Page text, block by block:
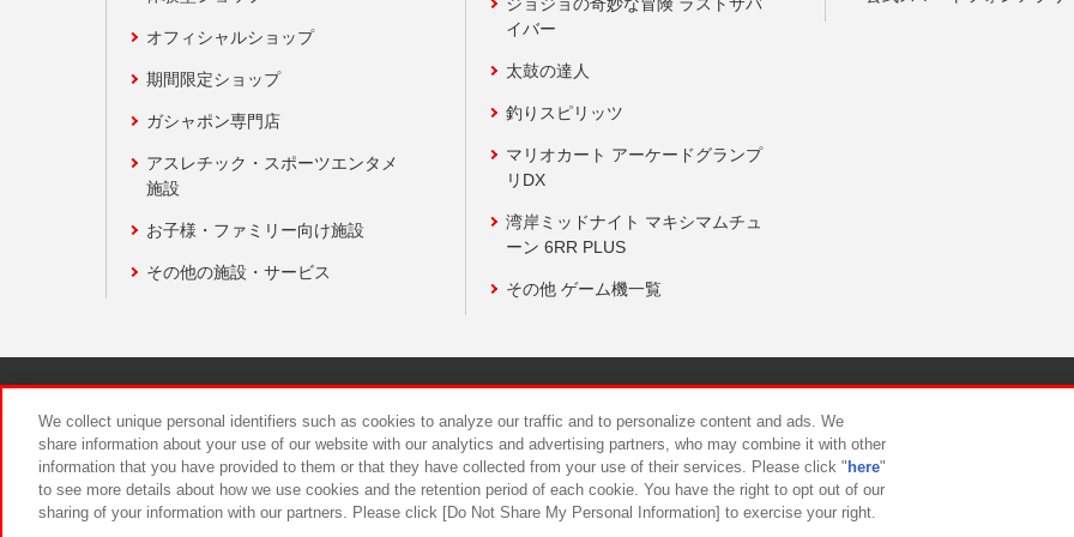
オフィシャルショップ
期間限定ショップ
ガシャポン専門店
アスレチック・スポーツエンタメ
施設
お子様・ファミリー向け施設
その他の施設・サービス
イバー
太鼓の達人
釣りスピリッツ
マリオカート アーケードグランプ
リDX
湾岸ミッドナイト マキシマムチュ
ーン 6RR PLUS
その他 ゲーム機一覧
食品のご提供について カスタマーハラスメント対応方針
We collect unique personal identifiers such as cookies to analyze our traffic and to personalize content and ads. We
share information about your use of our website with our analytics and advertising partners, who may combine it with other
information that you have provided to them or that they have collected from your use of their services. Please click " here"
to see more details about how we use cookies and the retention period of each cookie. You have the right to opt out of our
sharing of your information with our partners. Please click [Do Not Share My Personal Information] to exercise your right.